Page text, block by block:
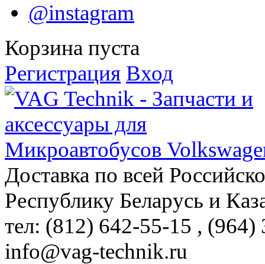
@instagram
Корзина пуста
Регистрация Вход
Доставка по всей
Республику Беларусь и
тел: (812) 642-55-15 , (964)
info@vag-technik.ru